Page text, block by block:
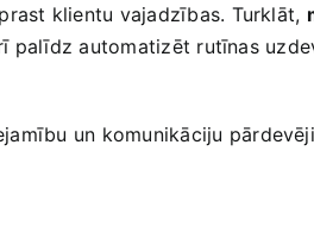
klientu vajadzības. Turklāt,
automatizēt rutīnas
⁣un komunikāciju